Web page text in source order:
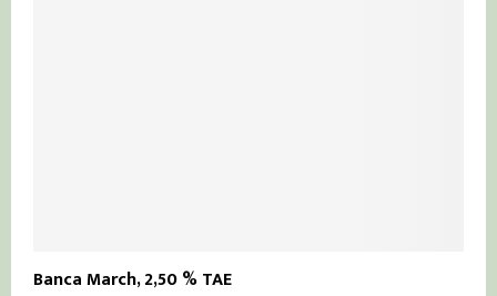
Banca March, 2,50 % TAE